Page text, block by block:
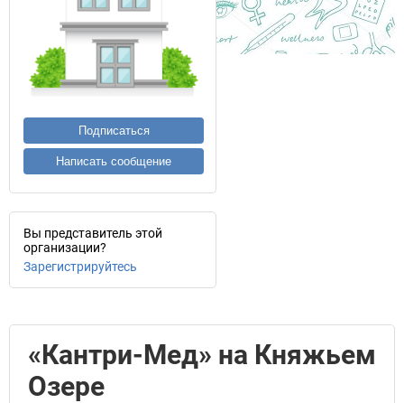
Подписаться
Написать сообщение
Вы представитель этой
организации?
Зарегистрируйтесь
«Кантри-Мед» на Княжьем
Озере